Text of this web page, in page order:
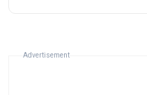
Advertisement